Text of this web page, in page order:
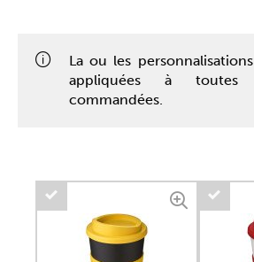
La ou les
appliquées à toutes
commandées.